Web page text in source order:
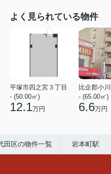
よく見られている物件
平塚市四之宮３丁目
- (50.00㎡)
12.1万円
比企郡小
- (65.00㎡)
6.6万円
田区の物件一覧 岩本町駅